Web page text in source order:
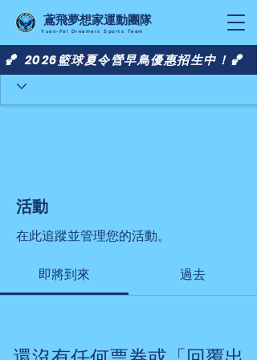
🏀 2026籃球夏令營早鳥優惠招生中！🏀
​鳶飛夢想家運動團隊
Yuan-Fei Dreamers Sports Team
活動
在此追蹤並管理您的活動。
即將到來 過去